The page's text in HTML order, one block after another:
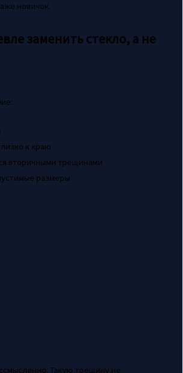
новичок.
заменить стекло, а не
к краю
вторичными трещинами
размеры
Такую трещину не